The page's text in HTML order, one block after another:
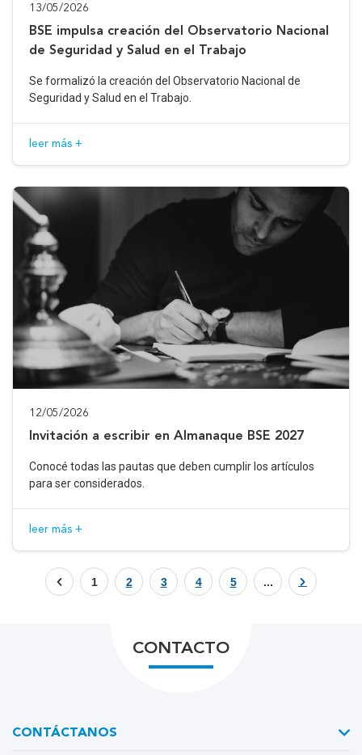
13/05/2026
BSE impulsa creación del Observatorio Nacional
de Seguridad y Salud en el Trabajo
Se formalizó la creación del Observatorio Nacional de
Seguridad y Salud en el Trabajo.
leer más +
12/05/2026
Invitación a escribir en Almanaque BSE 2027
Conocé todas las pautas que deben cumplir los artículos
para ser considerados.
leer más +
1 2 3 4 5 ...
CONTACTO
CONTÁCTANOS